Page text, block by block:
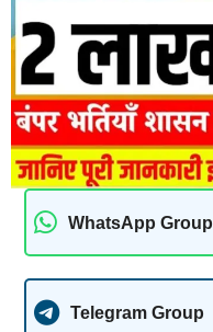
WhatsApp Group
Telegram Group